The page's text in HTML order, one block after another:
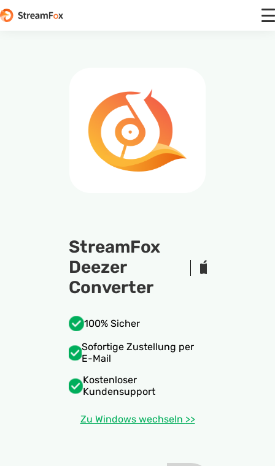
StreamFox
Deezer
Converter
100% Sicher
Sofortige Zustellung per
E-Mail
Kostenloser
Kundensupport
Zu Windows wechseln >>